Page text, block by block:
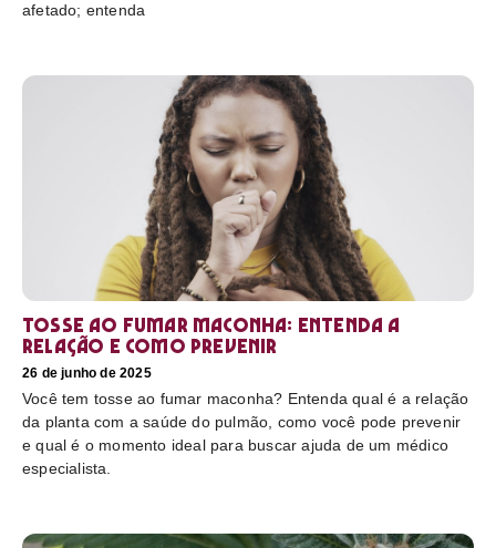
afetado; entenda
Tosse ao fumar maconha: Entenda a
relação e como prevenir
26 de junho de 2025
Você tem tosse ao fumar maconha? Entenda qual é a relação
da planta com a saúde do pulmão, como você pode prevenir
e qual é o momento ideal para buscar ajuda de um médico
especialista.